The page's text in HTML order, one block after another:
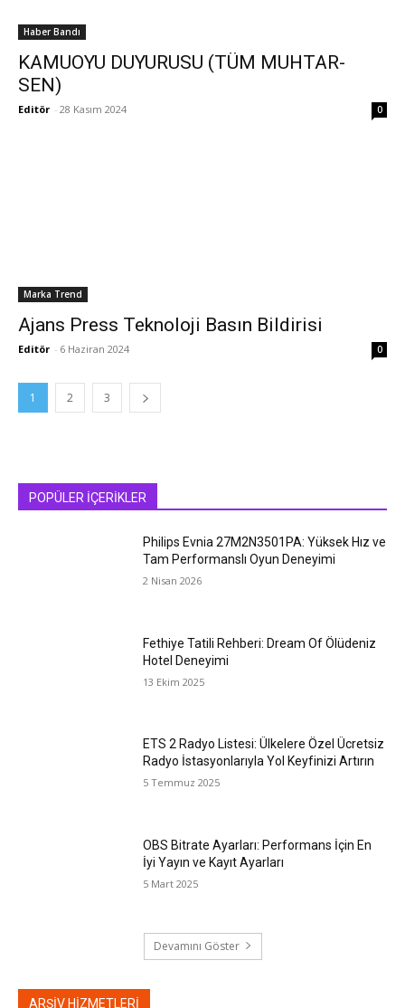
Haber Bandı
KAMUOYU DUYURUSU (TÜM MUHTAR-
SEN)
Editör - 28 Kasım 2024 0
Marka Trend
Ajans Press Teknoloji Basın Bildirisi
Editör - 6 Haziran 2024 0
1 2 3
POPÜLER İÇERİKLER
Philips Evnia 27M2N3501PA: Yüksek Hız ve
Tam Performanslı Oyun Deneyimi
2 Nisan 2026
Fethiye Tatili Rehberi: Dream Of Ölüdeniz
Hotel Deneyimi
13 Ekim 2025
ETS 2 Radyo Listesi: Ülkelere Özel Ücretsiz
Radyo İstasyonlarıyla Yol Keyfinizi Artırın
5 Temmuz 2025
OBS Bitrate Ayarları: Performans İçin En
İyi Yayın ve Kayıt Ayarları
5 Mart 2025
Devamını Göster
ARŞİV HİZMETLERİ